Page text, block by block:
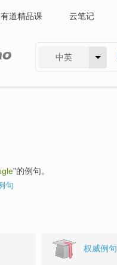
有道精品课 云笔记
中英
"的例句。
句
权威例句